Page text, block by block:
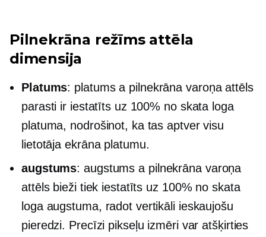
Pilnekrāna režīmsattēla
dimensija
Platums: platums a pilnekrāna varoņa attēls
parasti ir iestatīts uz 100% no skata loga
platuma, nodrošinot, ka tas aptver visu
lietotāja ekrāna platumu.
augstums: augstums a pilnekrānavaroņa
attēls bieži tiek iestatīts uz 100% no skata
loga augstuma, radot vertikāli ieskaujošu
pieredzi. Precīzi pikseļu izmēri var atšķirties